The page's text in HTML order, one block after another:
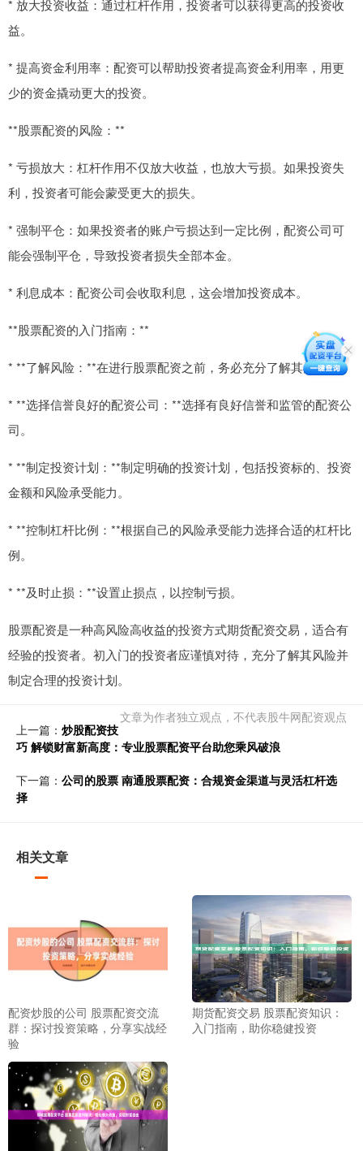
* 放大投资收益：通过杠杆作用，投资者可以获得更高的投资收
益。
* 提高资金利用率：配资可以帮助投资者提高资金利用率，用更
少的资金撬动更大的投资。
**股票配资的风险：**
* 亏损放大：杠杆作用不仅放大收益，也放大亏损。如果投资失
利，投资者可能会蒙受更大的损失。
* 强制平仓：如果投资者的账户亏损达到一定比例，配资公司可
能会强制平仓，导致投资者损失全部本金。
* 利息成本：配资公司会收取利息，这会增加投资成本。
**股票配资的入门指南：**
* **了解风险：**在进行股票配资之前，务必充分了解其风险。
* **选择信誉良好的配资公司：**选择有良好信誉和监管的配资公
司。
* **制定投资计划：**制定明确的投资计划，包括投资标的、投资
金额和风险承受能力。
* **控制杠杆比例：**根据自己的风险承受能力选择合适的杠杆比
例。
* **及时止损：**设置止损点，以控制亏损。
股票配资是一种高风险高收益的投资方式期货配资交易，适合有
经验的投资者。初入门的投资者应谨慎对待，充分了解其风险并
制定合理的投资计划。
文章为作者独立观点，不代表股牛网配资观点
上一篇： 炒股配资技
巧 解锁财富新高度：专业股票配资平台助您乘风破浪
下一篇： 公司的股票 南通股票配资：合规资金渠道与灵活杠杆选
择
相关文章
配资炒股的公司 股票配资交流
群：探讨投资策略，分享实战经
验
期货配资交易 股票配资知识：
入门指南，助你稳健投资